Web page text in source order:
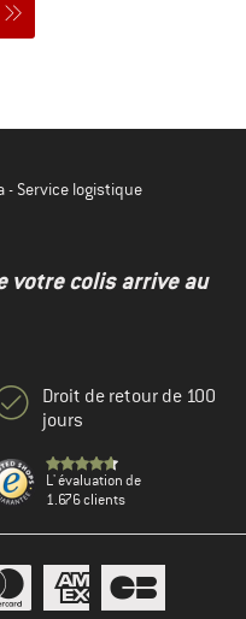
- Service logistique
votre colis arrive au
Droit de retour de 100
jours
L' évaluation de
1.676 clients